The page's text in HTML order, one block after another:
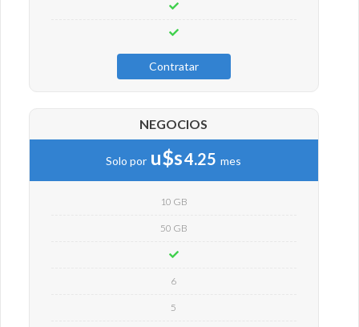
Contratar
NEGOCIOS
Solo por u$s4.25 mes
10 GB
50 GB
6
5